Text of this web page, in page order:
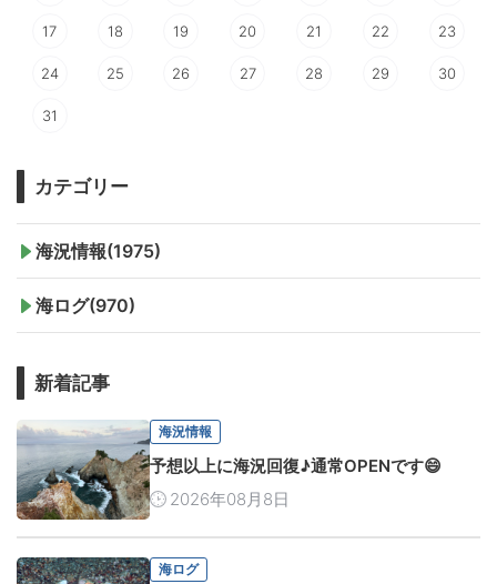
17 18 19 20 21 22 23
24 25 26 27 28 29 30
31
カテゴリー
海況情報(1975)
海ログ(970)
新着記事
海況情報
予想以上に海況回復♪通常OPENです😄
2026年08月8日
海ログ